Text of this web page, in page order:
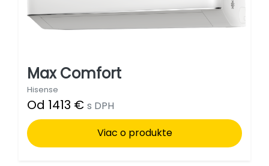
Max Comfort
Hisense
Od 1413 € s DPH
Viac o produkte